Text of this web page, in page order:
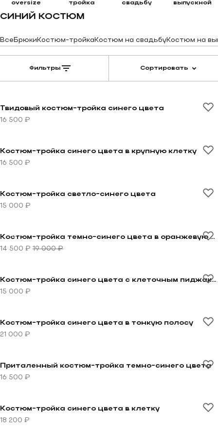
oversize
тройка
свадьбу
выпускной
СИНИЙ КОСТЮМ
ВсеБрюкиКостюм-тройкаКостюм на свадьбуКостюм на
Фильтры Сортировать
Перейти к товару Твидовый костюм-тройка синего
Твидовый костюм-тройка синего цвета
16 500 ₽
Перейти к товару Костюм-тройка синего цвета в
Костюм-тройка синего цвета в крупную клетку
16 500 ₽
Перейти к товару Костюм-тройка светло-синего
Костюм-тройка светло-синего цвета
15 000 ₽
Перейти к товару Костюм-тройка темно-синего
-24%
Костюм-тройка темно-синего цвета в оранжевую клетку
14 500 ₽ 19 000 ₽
Перейти к товару Костюм-тройка синего цвета с
Костюм-тройка синего цвета с клеточным пиджаком
15 000 ₽
Перейти к товару Костюм-тройка синего цвета в
Костюм-тройка синего цвета в тонкую полосу
21 000 ₽
Перейти к товару Приталенный костюм-тройка
Приталенный костюм-тройка темно-синего цвета
16 500 ₽
Перейти к товару Костюм-тройка синего цвета в
Костюм-тройка синего цвета в клетку
18 200 ₽